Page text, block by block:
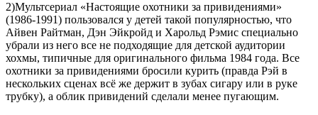
2)Мультсериал «Настоящие охотники за привидениями»
(1986-1991) пользовался у детей такой популярностью, что
Айвен Райтман, Дэн Эйкройд и Харольд Рэмис специально
убрали из него все не подходящие для детской аудитории
хохмы, типичные для оригинального фильма 1984 года. Все
охотники за привидениями бросили курить (правда Рэй в
нескольких сценах всё же держит в зубах сигару или в руке
трубку), а облик привидений сделали менее пугающим.